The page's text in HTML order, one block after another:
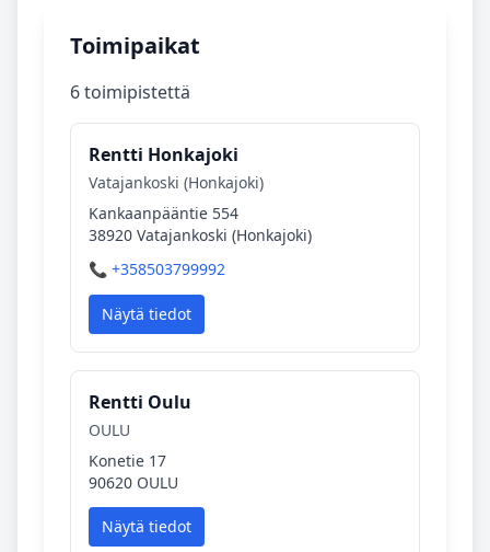
Toimipaikat
6 toimipistettä
Rentti Honkajoki
Vatajankoski (Honkajoki)
Kankaanpääntie 554
38920 Vatajankoski (Honkajoki)
📞 +358503799992
Näytä tiedot
Rentti Oulu
OULU
Konetie 17
90620 OULU
Näytä tiedot